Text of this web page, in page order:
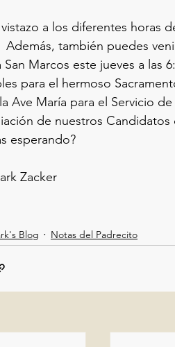
a los diferentes horas
Además, también puedes
San Marcos este jueves a las
para el hermoso
Ave María para el Servicio
de nuestros
esperando?
Zacker
Blog Notas del Padrecito